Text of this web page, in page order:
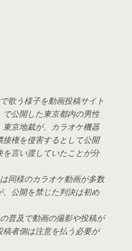
歌う様子を動画投稿サイト
で公開した東京都内の男性
東京地裁が、カラオケ機器
接権を侵害するとして公開
を言い渡していたことが分
同様のカラオケ動画が多数
、公開を禁じた判決は初め
普及で動画の撮影や投稿が
稿者側は注意を払う必要が